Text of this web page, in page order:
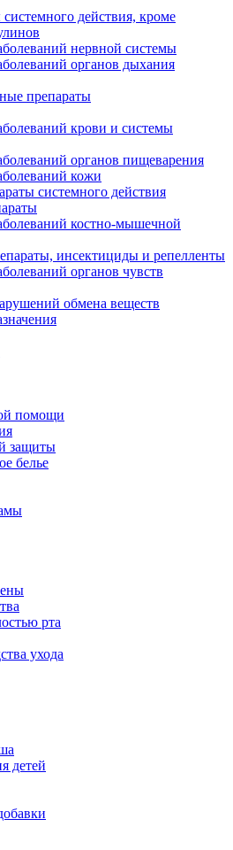
действия, кроме
нервной системы
органов дыхания
препараты
крови и системы
органов пищеварения
кожи
системного действия
костно-мышечной
инсектициды и репелленты
органов чувств
обмена веществ
помощи
защиты
белье
рта
ухода
детей